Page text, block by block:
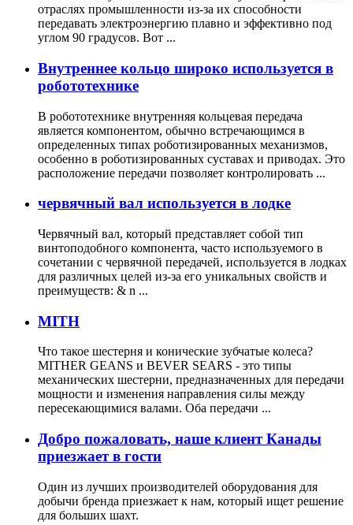
отраслях промышленности из-за их способности
передавать электроэнергию плавно и эффективно под
углом 90 градусов. Вот ...
Внутреннее кольцо широко используется в
робототехнике
В робототехнике внутренняя кольцевая передача
является компонентом, обычно встречающимся в
определенных типах роботизированных механизмов,
особенно в роботизированных суставах и приводах. Это
расположение передачи позволяет контролировать ...
червячный вал используется в лодке
Червячный вал, который представляет собой тип
винтоподобного компонента, часто используемого в
сочетании с червячной передачей, используется в лодках
для различных целей из-за его уникальных свойств и
преимуществ: & n ...
MITH
Что такое шестерня и конические зубчатые колеса?
MITHER GEANS и BEVER SEARS - это типы
механических шестерни, предназначенных для передачи
мощности и изменения направления силы между
пересекающимися валами. Оба передачи ...
Добро пожаловать, наше клиент Канады
приезжает в гости
Один из лучших производителей оборудования для
добычи бренда приезжает к нам, который ищет решение
для больших шахт.